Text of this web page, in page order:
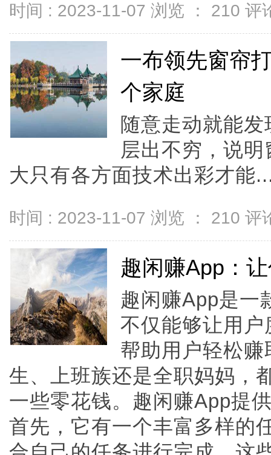
时间 : 2023-11-07 浏览 ： 210 评
一布领先窗帘
个家庭
随意走动就能
层出不穷，说
大只有各方面技术出彩才能
时间 : 2023-11-07 浏览 ： 210 评
趣闲赚App：
趣闲赚App是一
不仅能够让用
帮助用户轻松
生、上班族还是全职妈妈，
一些零花钱。趣闲赚App提
首先，它有一个丰富多样的